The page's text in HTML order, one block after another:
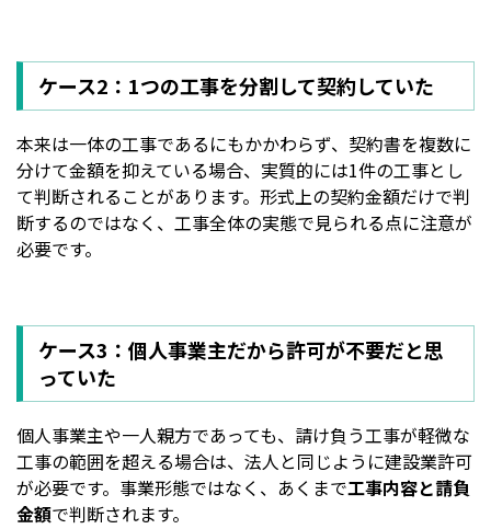
ケース2：1つの工事を分割して契約していた
本来は一体の工事であるにもかかわらず、契約書を複数に
分けて金額を抑えている場合、実質的には1件の工事とし
て判断されることがあります。形式上の契約金額だけで判
断するのではなく、工事全体の実態で見られる点に注意が
必要です。
ケース3：個人事業主だから許可が不要だと思
っていた
個人事業主や一人親方であっても、請け負う工事が軽微な
工事の範囲を超える場合は、法人と同じように建設業許可
が必要です。事業形態ではなく、あくまで工事内容と請負
金額で判断されます。